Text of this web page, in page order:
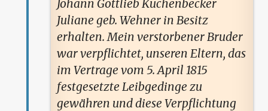
Johann Gottlieb Kuchenbecker
Juliane geb. Wehner in Besitz
erhalten. Mein verstorbener Bruder
war verpflichtet, unseren Eltern, das
im Vertrage vom 5. April 1815
festgesetzte Leibgedinge zu
gewähren und diese Verpflichtung